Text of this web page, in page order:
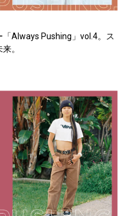
Always Pushing」vol.4。ス
。